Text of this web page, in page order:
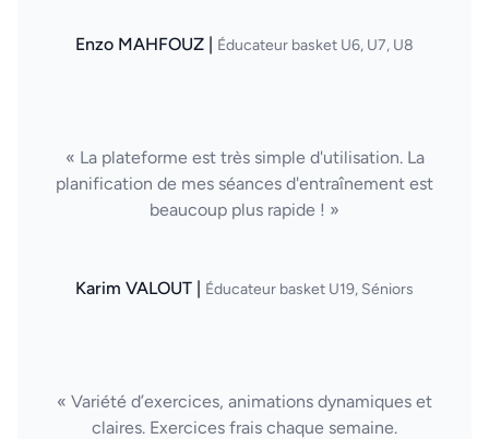
Enzo MAHFOUZ | Éducateur basket U6, U7, U8
« La plateforme est très simple d'utilisation. La
planification de mes séances d'entraînement est
beaucoup plus rapide ! »
Karim VALOUT | Éducateur basket U19, Séniors
« Variété d’exercices, animations dynamiques et
claires. Exercices frais chaque semaine.